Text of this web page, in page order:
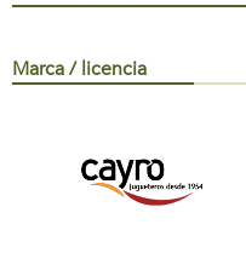
Marca / licencia